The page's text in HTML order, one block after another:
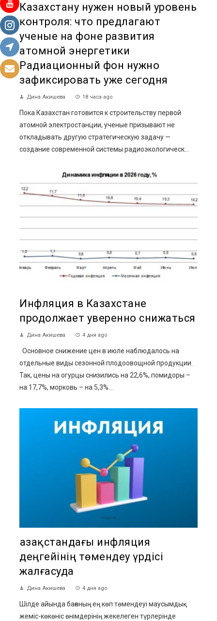
Казахстану нужен новый уровень
контроля: что предлагают
ученые на фоне развития
атомной энергетики
Радиационный фон нужно
зафиксировать уже сегодня
Дина Акишева 18 часа ago
Пока Казахстан готовится к строительству первой
атомной электростанции, ученые призывают не
откладывать другую стратегическую задачу —
создание современной системы радиоэкологическ...
Инфляция в Казахстане
продолжает уверенно снижаться
Дина Акишева 4 дня ago
Основное снижение цен в июле наблюдалось на
отдельные виды сезонной плодоовощной продукции.
Так, цены на огурцы снизились на 22,6%, помидоры –
на 17,7%, морковь – на 5,3%...
Қазақстандағы инфляция
деңгейінің төмендеу үрдісі
жалғасуда
Дина Акишева 4 дня ago
Шілде айында бағаның ең көп төмендеуі маусымдық
жеміс-көкөніс өнімдерінің жекелеген түрлерінде